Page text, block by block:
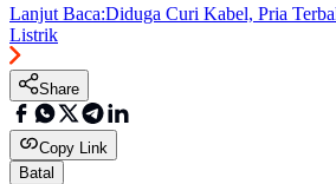
Lanjut Baca:Diduga Curi Kabel, Pria
Listrik
Share
Copy Link
Batal